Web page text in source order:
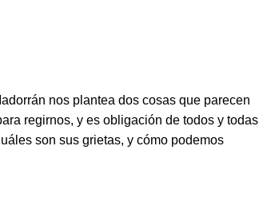
nos plantea dos cosas que parecen
regirnos, y es obligación de todos y todas
son sus grietas, y cómo podemos